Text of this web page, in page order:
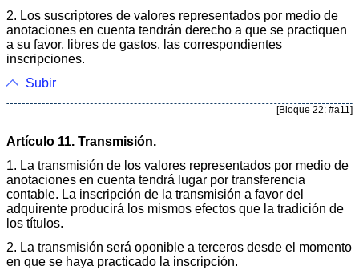
2. Los suscriptores de valores representados por medio de
anotaciones en cuenta tendrán derecho a que se practiquen
a su favor, libres de gastos, las correspondientes
inscripciones.
Subir
[Bloque 22: #a11]
Artículo 11. Transmisión.
1. La transmisión de los valores representados por medio de
anotaciones en cuenta tendrá lugar por transferencia
contable. La inscripción de la transmisión a favor del
adquirente producirá los mismos efectos que la tradición de
los títulos.
2. La transmisión será oponible a terceros desde el momento
en que se haya practicado la inscripción.